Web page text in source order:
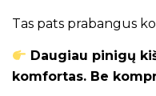
Tas pats prabangus
Daugiau pinigų
komfortas. Be